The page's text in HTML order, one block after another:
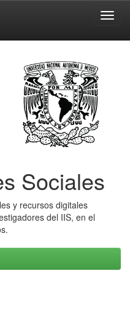
Sociales
y recursos digitales
del IIS, en el